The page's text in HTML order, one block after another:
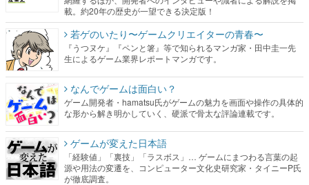
載。約20年の歴史が一望できる決定版！
若ゲのいたり〜ゲームクリエイターの青春〜
『うつヌケ』『ペンと箸』等で知られるマンガ家・田中圭一先
生によるゲーム業界レポートマンガです。
なんでゲームは面白い？
ゲーム開発者・hamatsu氏がゲームの魅力を画面や操作の具体的
な形から解き明かしていく、硬派で骨太な評論連載です。
ゲームが変えた日本語
「経験値」「裏技」「ラスボス」… ゲームにまつわる言葉の起
源や用法の変遷を、コンピューター文化史研究家・タイニーP氏
が徹底調査。